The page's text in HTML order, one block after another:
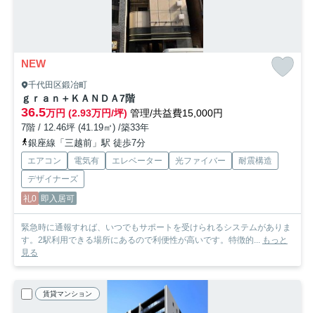
NEW
千代田区鍛冶町
ｇｒａｎ＋ＫＡＮＤＡ7階
36.5万円 (2.93万円/坪) 管理/共益費15,000円
7階 / 12.46坪 (41.19㎡) /築33年
銀座線「三越前」駅 徒歩7分
エアコン 電気有 エレベーター 光ファイバー
耐震構造
デザイナーズ
礼0 即入居可
緊急時に通報すれば、いつでもサポートを受けられるシステムがありま
す。2駅利用できる場所にあるので利便性が高いです。特徴的... もっと
見る
賃貸マンション